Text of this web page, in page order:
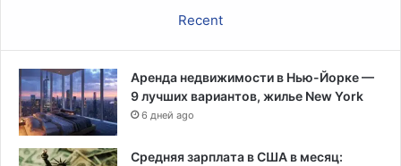
Recent
Аренда недвижимости в Нью-Йорке —
9 лучших вариантов, жилье New York
6 дней ago
Средняя зарплата в США в месяц: